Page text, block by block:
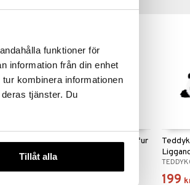
funktioner för
information från din enhet
kombinera informationen
tjänster. Du
Tillåt alla
Serafur
Brun
Teddykompaniet Serafur
TEDDYKOMPANIET
Svart/
199